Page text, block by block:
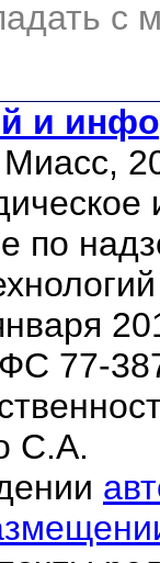
с
и
Миасс,
по
77-
С.А.